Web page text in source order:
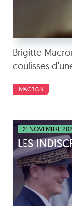
Brigitte
coulisses
MACRON
21 NOVEMBRE
LES